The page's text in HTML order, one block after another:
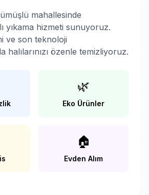
mahallesinde
yıkama hizmeti sunuyoruz.
ve son teknoloji
halılarınızı özenle temizliyoruz.
🌿
Eko Ürünler
🏠
Evden Alım